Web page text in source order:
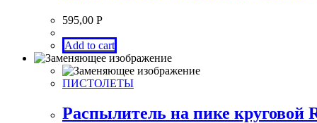
595,00 Р
Add to cart
ПИСТОЛЕТЫ
Распылитель на пике круговой